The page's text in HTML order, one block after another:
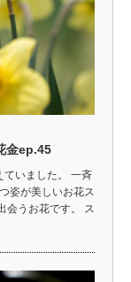
金ep.45
ていました。 一斉
姿が美しいお花ス
会うお花です。 ス